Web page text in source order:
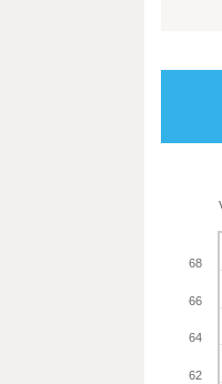
62
64
66
68